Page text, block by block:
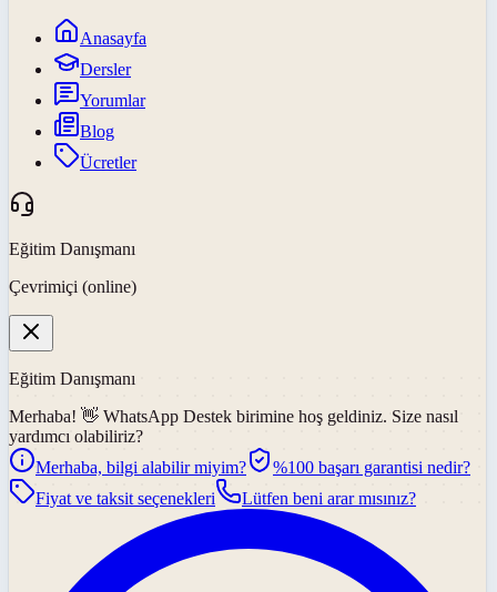
Anasayfa
Dersler
Yorumlar
Blog
Ücretler
Eğitim Danışmanı
Çevrimiçi (online)
Eğitim Danışmanı
Merhaba! 👋 WhatsApp Destek birimine hoş geldiniz. Size nasıl
yardımcı olabiliriz?
Merhaba, bilgi alabilir miyim?
%100 başarı garantisi nedir?
Fiyat ve taksit seçenekleri
Lütfen beni arar mısınız?